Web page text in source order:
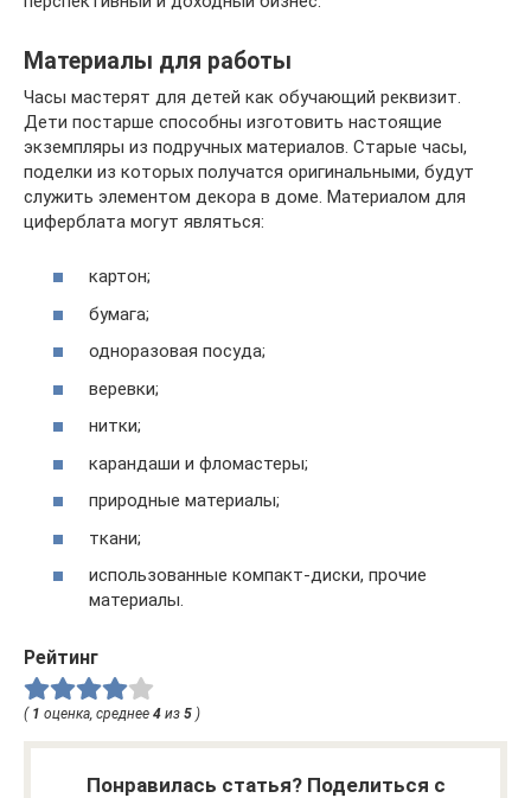
Материалы для работы
Часы мастерят для детей как обучающий реквизит.
Дети постарше способны изготовить настоящие
экземпляры из подручных материалов. Старые часы,
поделки из которых получатся оригинальными, будут
служить элементом декора в доме. Материалом для
циферблата могут являться:
картон;
бумага;
одноразовая посуда;
веревки;
нитки;
карандаши и фломастеры;
природные материалы;
ткани;
использованные компакт-диски, прочие
материалы.
Рейтинг
( 1 оценка, среднее 4 из 5 )
Понравилась статья? Поделиться с